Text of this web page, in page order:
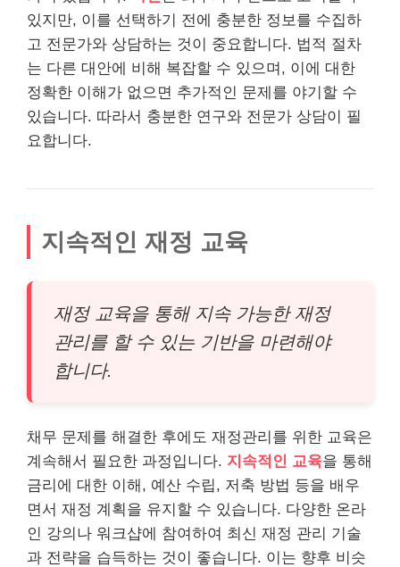
있지만, 이를 선택하기 전에 충분한 정보를 수집하
고 전문가와 상담하는 것이 중요합니다. 법적 절차
는 다른 대안에 비해 복잡할 수 있으며, 이에 대한
정확한 이해가 없으면 추가적인 문제를 야기할 수
있습니다. 따라서 충분한 연구와 전문가 상담이 필
요합니다.
지속적인 재정 교육
재정 교육을 통해 지속 가능한 재정
관리를 할 수 있는 기반을 마련해야
합니다.
채무 문제를 해결한 후에도 재정관리를 위한 교육은
계속해서 필요한 과정입니다. 지속적인 교육을 통해
금리에 대한 이해, 예산 수립, 저축 방법 등을 배우
면서 재정 계획을 유지할 수 있습니다. 다양한 온라
인 강의나 워크샵에 참여하여 최신 재정 관리 기술
과 전략을 습득하는 것이 좋습니다. 이는 향후 비슷